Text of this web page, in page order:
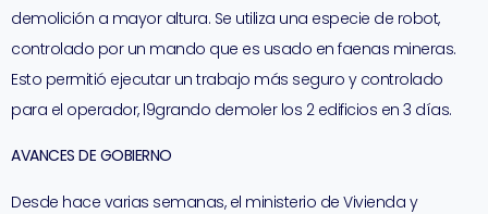
demolición a mayor altura. Se utiliza una especie de robot,
controlado por un mando que es usado en faenas mineras.
Esto permitió ejecutar un trabajo más seguro y controlado
para el operador, l9grando demoler los 2 edificios en 3 días.
AVANCES DE GOBIERNO
Desde hace varias semanas, el ministerio de Vivienda y